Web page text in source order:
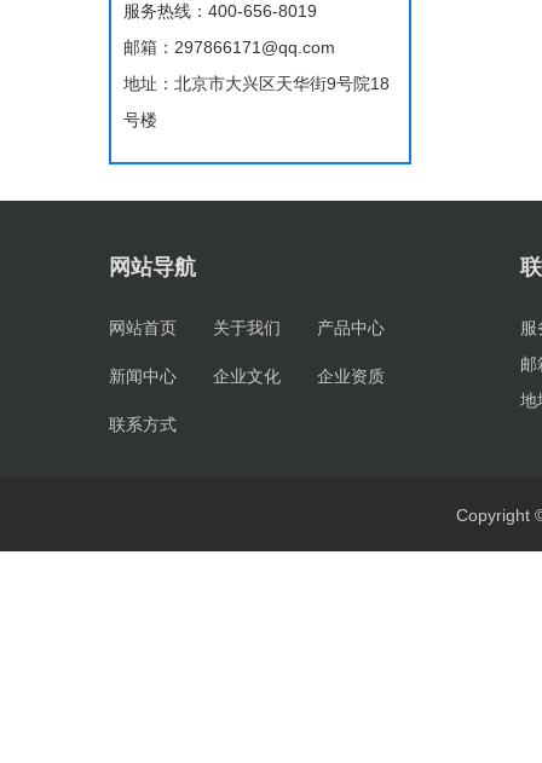
服务热线：400-656-8019
邮箱：297866171@qq.com
地址：北京市大兴区天华街9号院18
号楼
网站导航
网站首页 关于我们 产品中心
新闻中心 企业文化 企业资质
联系方式
服
邮
地
Copyright